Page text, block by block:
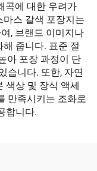
곡에 대한 우려가
스 갈색 포장지는
, 브랜드 이미지나
줍니다. 표준 절
아 포장 과정이 단
습니다. 또한, 자연
색상 및 장식 액세
만족시키는 조화로
합니다.